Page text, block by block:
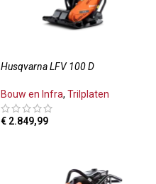
Husqvarna LFV 100 D
Bouw en Infra, Trilplaten
€ 2.849,99